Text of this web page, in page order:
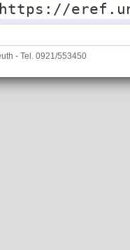
https://
- Tel. 0921/553450